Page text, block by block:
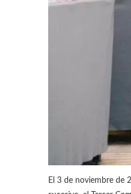
El 3 de noviembre de